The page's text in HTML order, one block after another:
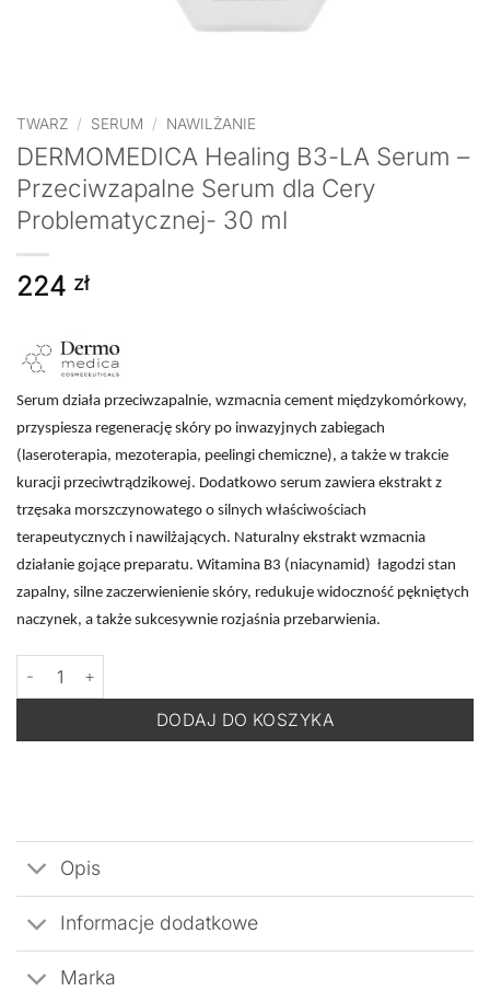
TWARZ / SERUM / NAWILŻANIE
DERMOMEDICA Healing B3-LA Serum –
Przeciwzapalne Serum dla Cery
Problematycznej- 30 ml
224 zł
Serum działa przeciwzapalnie, wzmacnia cement międzykomórkowy,
przyspiesza regenerację skóry po inwazyjnych zabiegach
(laseroterapia, mezoterapia, peelingi chemiczne), a także w trakcie
kuracji przeciwtrądzikowej. Dodatkowo serum zawiera ekstrakt z
trzęsaka morszczynowatego o silnych właściwościach
terapeutycznych i nawilżających. Naturalny ekstrakt wzmacnia
działanie gojące preparatu. Witamina B3 (niacynamid) łagodzi stan
zapalny, silne zaczerwienienie skóry, redukuje widoczność pękniętych
naczynek, a także sukcesywnie rozjaśnia przebarwienia.
ilość DERMOMEDICA Healing B3-LA Serum - Przeciwzapalne
DODAJ DO KOSZYKA
Opis
Informacje dodatkowe
Marka